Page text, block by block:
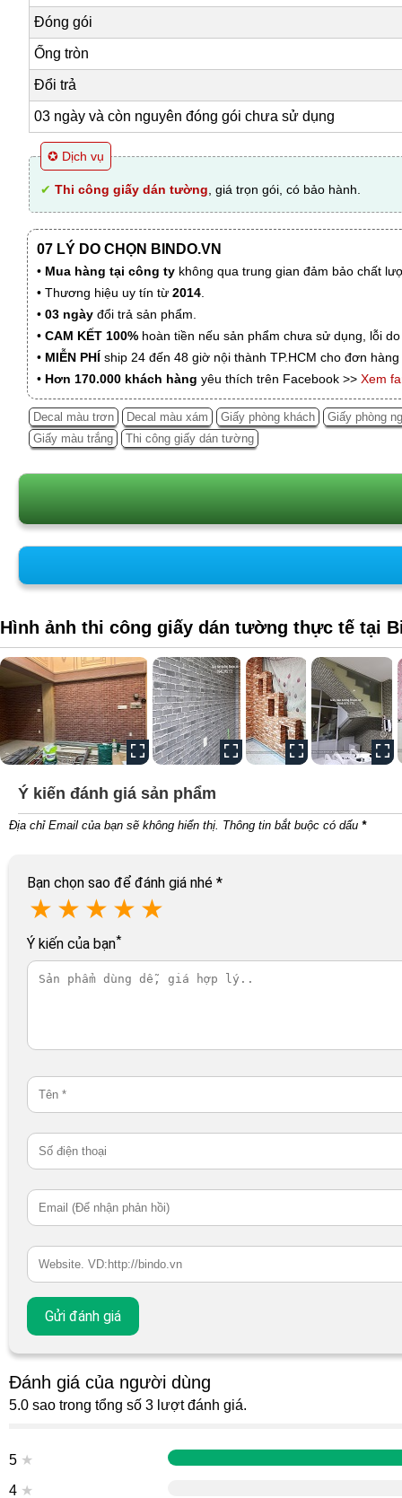
Đóng gói
Ống tròn
Đổi trả
03 ngày và còn nguyên đóng gói chưa sử dụng
✪ Dịch vụ
✔ Thi công giấy dán tường , giá trọn gói, có bảo hành.
07 LÝ DO CHỌN BINDO.VN
• Mua hàng tại công ty không qua trung gian đảm bảo chất
• Thương hiệu uy tín từ 2014
• 03 ngày đổi trả sản phẩm.
• CAM KẾT 100% hoàn tiền nếu sản phẩm chưa sử dụng, lỗi
• MIỄN PHÍ ship 24 đến 48 giờ nội thành TP.HCM cho đơn
• Hơn 170.000 khách hàng yêu thích trên Facebook >> Xem
Decal màu trơn Decal màu xám Giấy phòng khách
Giấy phòng
Giấy màu trắng
Thi công giấy dán tường
Hình ảnh thi công giấy dán tường thực tế tại
Ý kiến đánh giá sản phẩm
Địa chỉ Email của bạn sẽ không hiển thị. Thông tin bắt buộc có dấu *
Bạn chọn sao để đánh giá nhé *
★ ★ ★ ★ ★
Ý kiến của bạn*
Đánh giá của người dùng
5.0 sao trong tổng số 3 lượt đánh giá.
5 ★
4 ★